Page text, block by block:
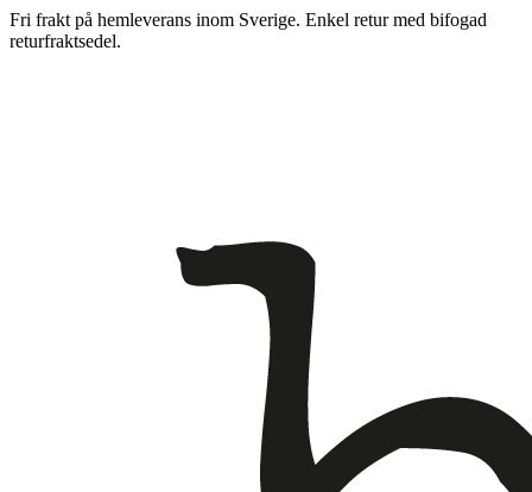
Fri frakt på hemleverans inom Sverige. Enkel retur med bifogad
returfraktsedel.